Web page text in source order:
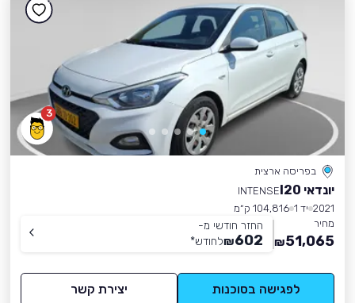
3
בפריסה ארצית
יונדאי I20
INTENSE
2021 יד 1
104,816 ק״מ
מחיר
51,065
₪
החזר חודשי מ-
602
₪לחודש*
לפגישה בסוכנות יצירת קשר